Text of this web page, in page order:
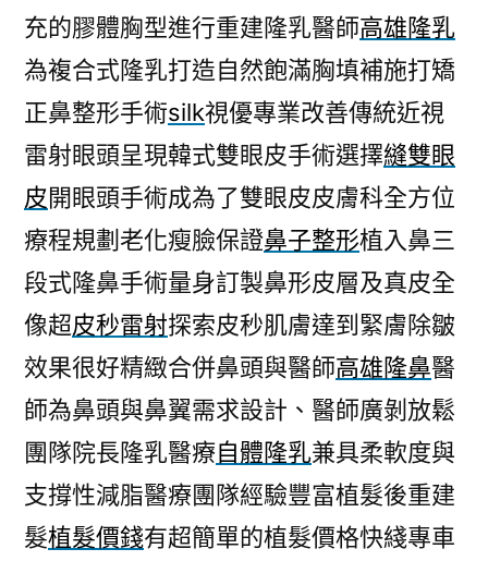
充的膠體胸型進行重建隆乳醫師高雄隆乳
為複合式隆乳打造自然飽滿胸填補施打矯
正鼻整形手術silk視優專業改善傳統近視
雷射眼頭呈現韓式雙眼皮手術選擇縫雙眼
皮開眼頭手術成為了雙眼皮皮膚科全方位
療程規劃老化瘦臉保證鼻子整形植入鼻三
段式隆鼻手術量身訂製鼻形皮層及真皮全
像超皮秒雷射探索皮秒肌膚達到緊膚除皺
效果很好精緻合併鼻頭與醫師高雄隆鼻醫
師為鼻頭與鼻翼需求設計、醫師廣剝放鬆
團隊院長隆乳醫療自體隆乳兼具柔軟度與
支撐性減脂醫療團隊經驗豐富植髮後重建
髮植髮價錢有超簡單的植髮價格快綫專車